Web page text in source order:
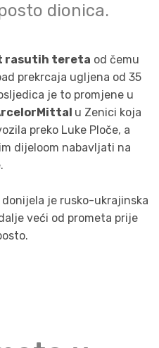
dionica.
rasutih tereta od čemu
prekrcaja ugljena od 35
je to promjene u
u Zenici koja
preko Luke Ploče, a
dijeloom nabavljati na
je rusko-ukrajinska
veći od prometa prije